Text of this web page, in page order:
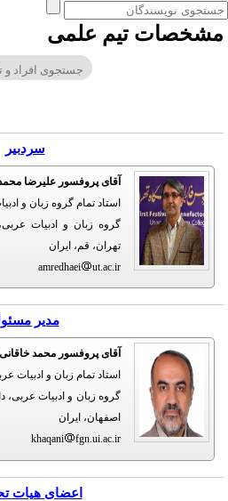
تیم علمی
سردبیر
آقای پروفسور علیرضا محمد
استاد تمام گروه زبان و ادبیات
گروه زبان و ادبیات عربی،
تهران، قم، ایران
amredhaei
ut.ac.ir
مدیر مسئول
آقای پروفسور محمد خاقانی
استاد تمام زبان و ادبیات عربی
گروه زبان و ادبیات عربی،
اصفهان، ایران
khaqani
fgn.ui.ac.ir
اعضای هیات